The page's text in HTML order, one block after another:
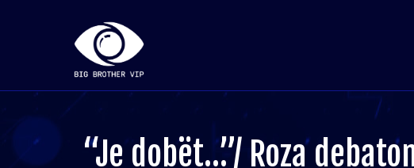
“Je dobët…”/ Roza